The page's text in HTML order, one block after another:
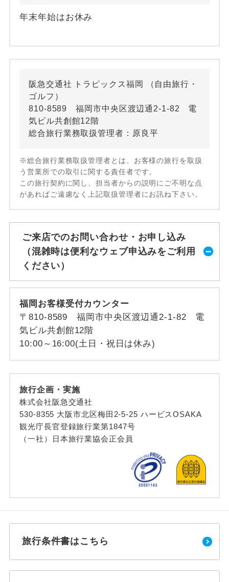
年末年始はお休み
阪急交通社 トラピックス福岡 （自由旅行・
ゴルフ）
810-8589 福岡市中央区渡辺通2-1-82 電
気ビル共創館12階
総合旅行業務取扱管理者：原良平
※総合旅行業務取扱管理者とは、お客様の旅行を取扱
う営業所での取引に関する責任者です。
この旅行契約に関し、担当者からの説明にご不明な点
があればご遠慮なく上記取扱管理者にお訊ね下さい。
ご来店でのお問い合わせ・お申し込み
（混雑時は便利なウェブ申込みをご利用
ください）
福岡お客様受付カウンター
〒810-8589 福岡市中央区渡辺通2-1-82 電
気ビル共創館12階
10:00～16:00(土日・祝日は休み)
旅行企画・実施
株式会社阪急交通社
530-8355 大阪市北区梅田2-5-25 ハービスOSAKA
観光庁長官登録旅行業第1847号
（一社）日本旅行業協会正会員
旅行条件書はこちら